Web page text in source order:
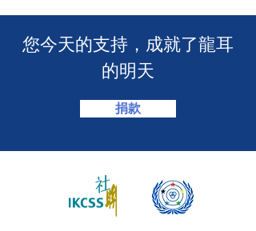
​您今天的支持，成就了龍耳
的明天
捐款